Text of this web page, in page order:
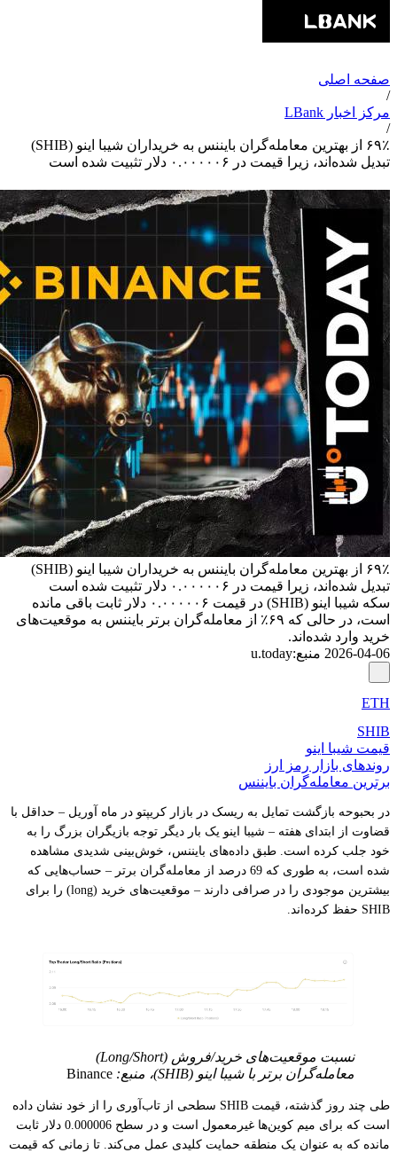
صفحه اصلی
/
مرکز اخبار LBank
/
۶۹٪ از بهترین معامله‌گران بایننس به خریداران شیبا اینو (SHIB)
تبدیل شده‌اند، زیرا قیمت در ۰.۰۰۰۰۰۶ دلار تثبیت شده است
۶۹٪ از بهترین معامله‌گران بایننس به خریداران شیبا اینو (SHIB)
تبدیل شده‌اند، زیرا قیمت در ۰.۰۰۰۰۰۶ دلار تثبیت شده است
سکه شیبا اینو (SHIB) در قیمت ۰.۰۰۰۰۰۶ دلار ثابت باقی مانده
است، در حالی که ۶۹٪ از معامله‌گران برتر بایننس به موقعیت‌های
خرید وارد شده‌اند.
2026-04-06 منبع:
u.today
ETH
SHIB
قیمت شیبا اینو
روندهای بازار رمز ارز
برترین معامله‌گران بایننس
در بحبوحه بازگشت تمایل به ریسک در بازار کریپتو در ماه آوریل – حداقل با
قضاوت از ابتدای هفته – شیبا اینو یک بار دیگر توجه بازیگران بزرگ را به
خود جلب کرده است. طبق داده‌های بایننس، خوش‌بینی شدیدی مشاهده
شده است، به طوری که 69 درصد از معامله‌گران برتر – حساب‌هایی که
بیشترین موجودی را در صرافی دارند – موقعیت‌های خرید (long) را برای
SHIB حفظ کرده‌اند.
نسبت موقعیت‌های خرید/فروش (Long/Short)
معامله‌گران برتر با شیبا اینو (SHIB)، منبع:
Binance
طی چند روز گذشته، قیمت SHIB سطحی از تاب‌آوری را از خود نشان داده
است که برای میم کوین‌ها غیرمعمول است و در سطح 0.000006 دلار ثابت
مانده که به عنوان یک منطقه حمایت کلیدی عمل می‌کند. تا زمانی که قیمت